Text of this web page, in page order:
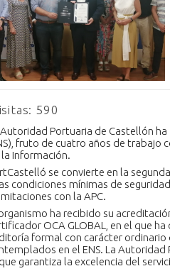
590
Portuaria de Castellón
fruto de cuatro años de trabajo
la Información.
se convierte en la
condiciones mínimas de
con la APC.
ha recibido su
OCA GLOBAL, en el que
formal con carácter
en el ENS. La
garantiza la excelencia del